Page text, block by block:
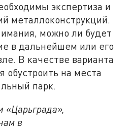
экспертиза и
металлоконструкций.
можно ли будет
в дальнейшем или его
В качестве варианта
обустроить на места
парк.
«Царьграда»,
в